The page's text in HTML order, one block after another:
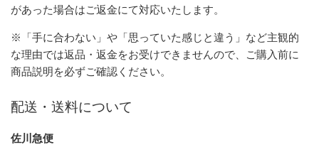
があった場合はご返金にて対応いたします。
※「手に合わない」や「思っていた感じと違う」など主観的
な理由では返品・返金をお受けできませんので、ご購入前に
商品説明を必ずご確認ください。
配送・送料について
佐川急便